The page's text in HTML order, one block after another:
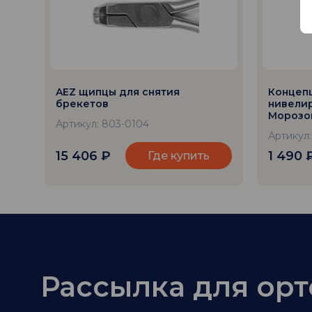
AEZ щипцы для снятия
брекетов
Артикул: 803-0104
15 406 ₽ Где купить 1 490
Рассылка для